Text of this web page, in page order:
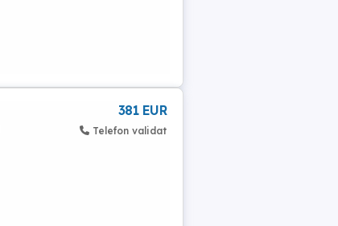
381 EUR
Telefon validat